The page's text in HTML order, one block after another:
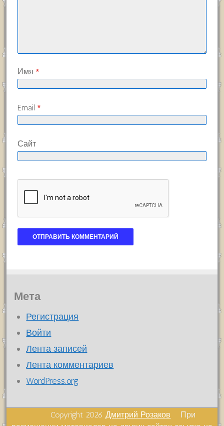
Имя *
Email *
Сайт
Мета
Регистрация
Войти
Лента записей
Лента комментариев
WordPress.org
Copyright 2026Дмитрий Розаков При